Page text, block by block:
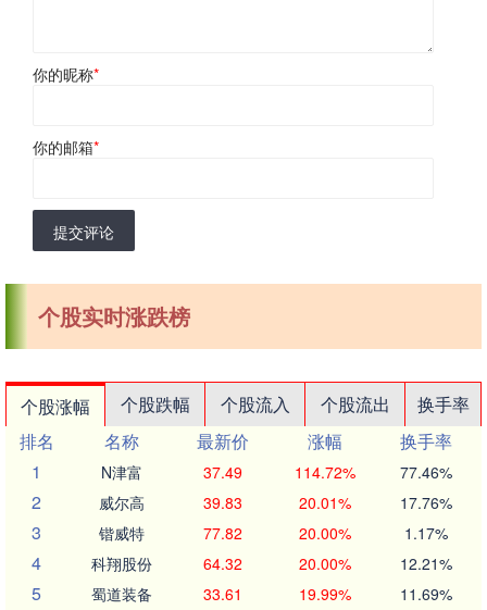
你的昵称*
你的邮箱*
提交评论
个股实时涨跌榜
个股涨幅 个股跌幅 个股流入 个股流出
换手率
排名
名称 最新价 涨幅
换手率
1
N津富 37.49 114.72% 77.46%
2 威尔高 39.83 20.01% 17.76%
3 锴威特 77.82 20.00% 1.17%
4 科翔股份 64.32 20.00% 12.21%
5 蜀道装备 33.61 19.99% 11.69%